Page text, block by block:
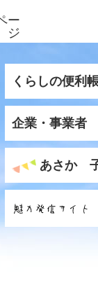
ー
ジ
くらしの便利
企業・事業者
あさか